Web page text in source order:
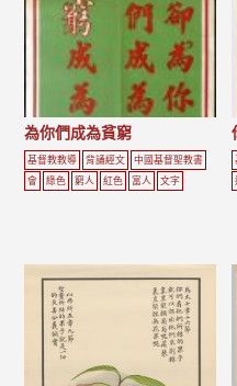
為你們成為貧窮
基督教教導 背誦經文
中國基督聖教書
會
綠色 窮人 紅色 富人 文字